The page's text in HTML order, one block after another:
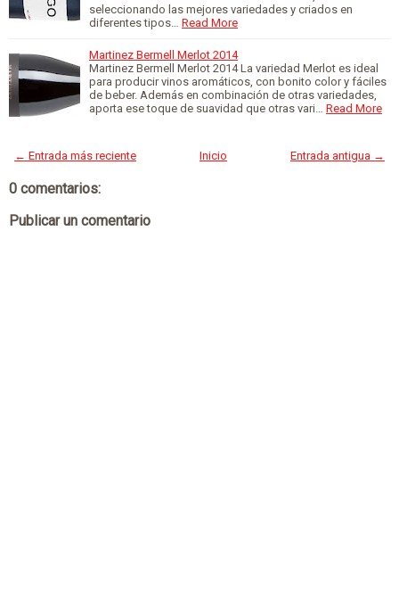
seleccionando las mejores variedades y criados en
diferentes tipos…
Read More
Martinez Bermell Merlot 2014
Martinez Bermell Merlot 2014 La variedad Merlot es ideal
para producir vinos aromáticos, con bonito color y fáciles
de beber. Además en combinación de otras variedades,
aporta ese toque de suavidad que otras vari…
Read More
← Entrada más reciente Entrada antigua →
Inicio
0 comentarios:
Publicar un comentario